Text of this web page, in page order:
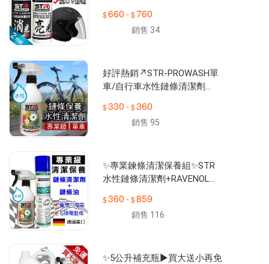
蠟↗打蠟封體一次OK
660 - 760
銷售 34
好評熱銷↗STR-PROWASH單
車/自行車水性鏈條清潔劑
污防鏽保養三合一★髒油汙不
殘留地面
330 - 360
銷售 95
✨專業鍊條清潔保養組✨STR
水性鏈條清潔劑+RAVENOL鏈
重機/打檔車/Gogoro電動車】
360 - 859
銷售 116
✨5公升補充瓶►買大送小再免